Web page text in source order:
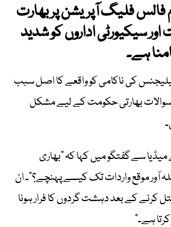
فالس فلیگ آپریشن پر بھارت
سیکیورٹی اداروں کو شدید
ہے۔
کی ناکامی کو واقعے کا اصل سبب
سوالات بھارتی حکومت کے لیے مشکل
میڈیا سے گفتگو میں کہا کہ "بھاری
آور موقع واردات تک کیسے پہنچے؟"۔ ان
کرنے کے بعد دہشت گردوں کا فرار ہونا
ہے۔"